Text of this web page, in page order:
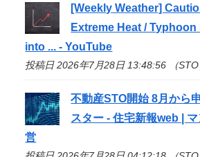
[Weekly Weather]
Extreme Heat /
into ... - YouTube
投稿日 2026年7月28日 13:48:56 （STO
不動産STO開始 8月から
スター - 住宅新報web |
営